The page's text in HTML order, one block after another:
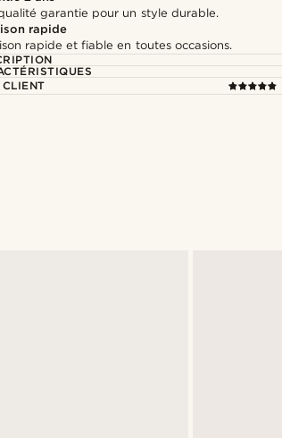
garantie pour un style durable.
rapide
rapide et fiable en toutes occasions.